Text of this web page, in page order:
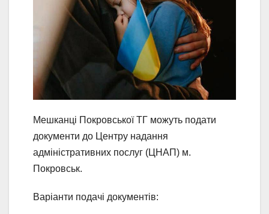
Мешканці Покровської ТГ можуть подати
документи до Центру надання
адміністративних послуг (ЦНАП) м.
Покровськ.
Варіанти подачі документів: